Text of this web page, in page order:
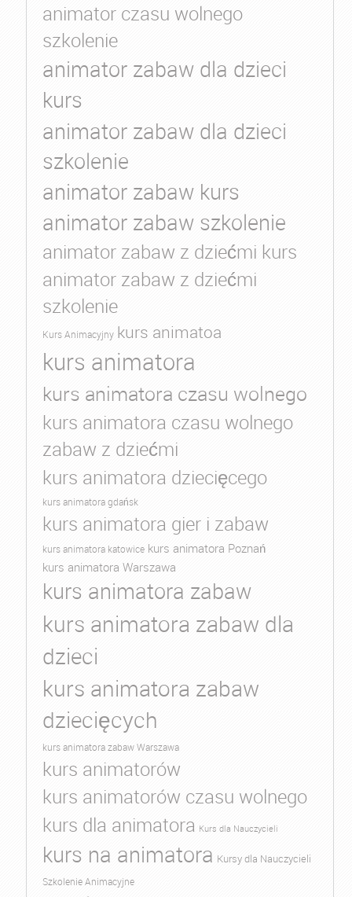
animator czasu wolnego
szkolenie
animator zabaw dla dzieci
kurs
animator zabaw dla dzieci
szkolenie
animator zabaw kurs
animator zabaw szkolenie
animator zabaw z dziećmi kurs
animator zabaw z dziećmi
szkolenie
Kurs Animacyjny kurs animatoa
kurs animatora
kurs animatora czasu wolnego
kurs animatora czasu wolnego
zabaw z dziećmi
kurs animatora dziecięcego
kurs animatora gdańsk
kurs animatora gier i zabaw
kurs animatora katowice kurs animatora Poznań
kurs animatora Warszawa
kurs animatora zabaw
kurs animatora zabaw dla
dzieci
kurs animatora zabaw
dziecięcych
kurs animatora zabaw Warszawa
kurs animatorów
kurs animatorów czasu wolnego
kurs dla animatora Kurs dla Nauczycieli
kurs na animatora Kursy dla Nauczycieli
Szkolenie Animacyjne